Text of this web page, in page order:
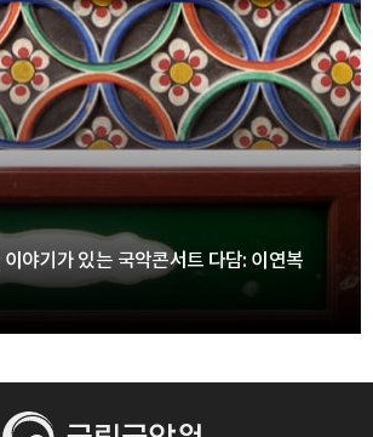
야기가 있는 국악콘서트 다담: 이연복